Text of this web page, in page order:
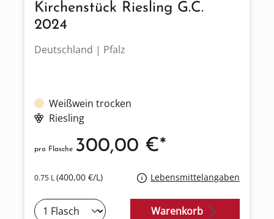
Kirchenstück Riesling G.C.
2024
Deutschland | Pfalz
Weißwein trocken
Riesling
0.75 L(400,00 €/L) Lebensmittelangaben
pro Flasche 300,00 €*
Warenkorb